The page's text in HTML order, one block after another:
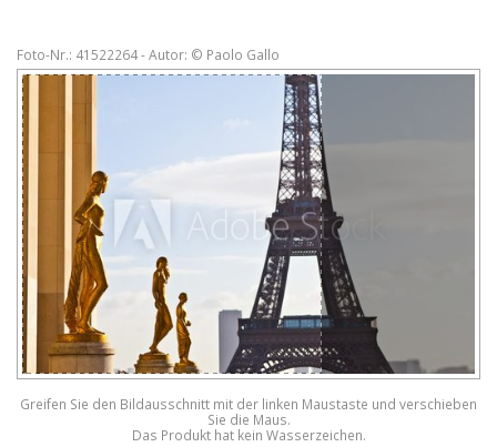
Foto-Nr.: 41522264 - Autor: © Paolo Gallo
Greifen Sie den Bildausschnitt mit der linken Maustaste und verschieben
Sie die Maus.
Das Produkt hat kein Wasserzeichen.